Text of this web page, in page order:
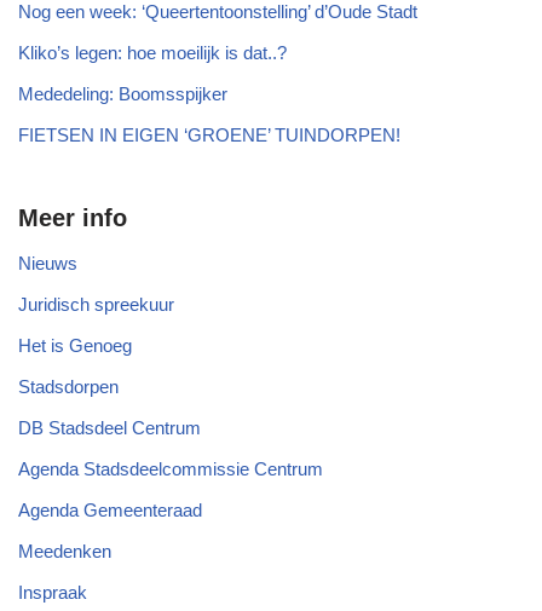
Nog een week: ‘Queertentoonstelling’ d’Oude Stadt
Kliko’s legen: hoe moeilijk is dat..?
Mededeling: Boomsspijker
FIETSEN IN EIGEN ‘GROENE’ TUINDORPEN!
Meer info
Nieuws
Juridisch spreekuur
Het is Genoeg
Stadsdorpen
DB Stadsdeel Centrum
Agenda Stadsdeelcommissie Centrum
Agenda Gemeenteraad
Meedenken
Inspraak